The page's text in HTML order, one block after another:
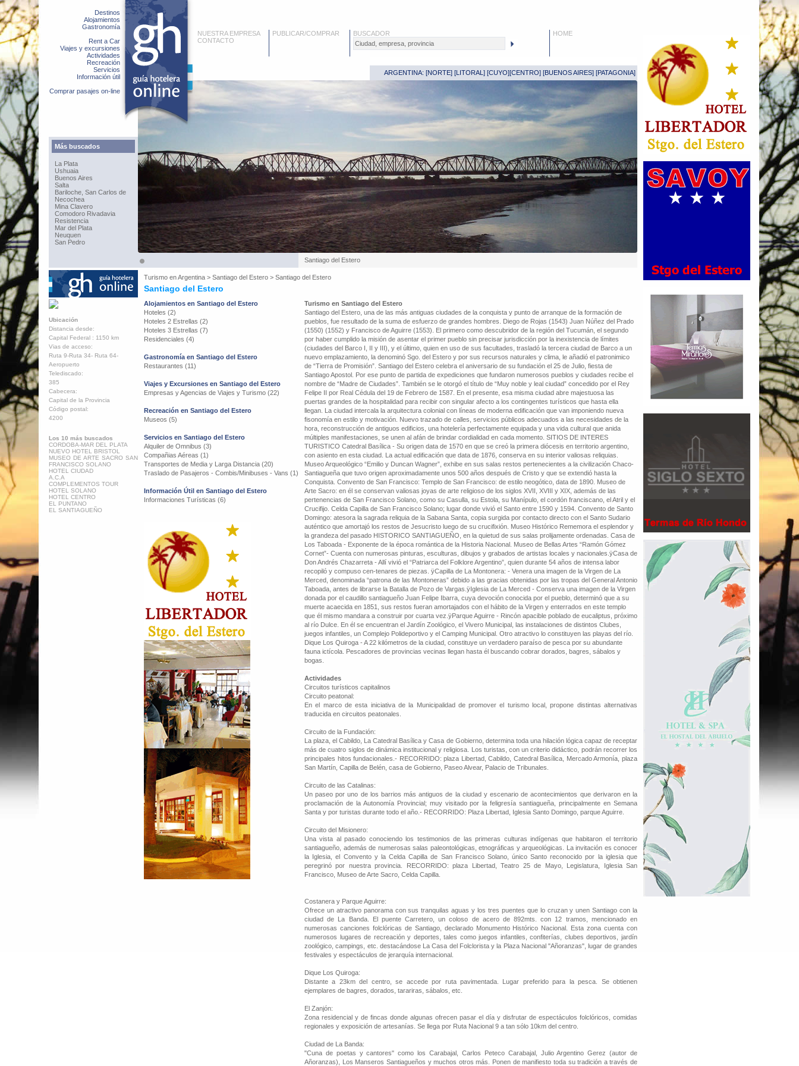
Destinos
Alojamientos
Gastronomía
Rent a Car
Viajes y excursiones
Actividades
Recreación
Servicios
Información útil
Comprar pasajes on-line
Más buscados
La Plata
Ushuaia
Buenos Aires
Salta
Bariloche, San Carlos de
Necochea
Mina Clavero
Comodoro Rivadavia
Resistencia
Mar del Plata
Neuquen
San Pedro
NUESTRA EMPRESA
CONTACTO
PUBLICAR/COMPRAR BUSCADOR HOME
ARGENTINA: [NORTE] [LITORAL ] [CUYO][CENTRO] [BUENOS AIRES] [PATAGONIA]
Santiago del Estero
Turismo enArgentina > Santiago del Estero > Santiago del Estero
Santiago del Estero
Ubicación
Distancia desde:
Capital Federal : 1150 km
Vias de acceso:
Ruta 9-Ruta 34- Ruta 64-
Aeropuerto
Telediscado:
385
Cabecera:
Capital de la Provincia
Código postal:
4200
Los 10 más buscados
CORDOBA-MAR DEL PLATA
NUEVO HOTEL BRISTOL
MUSEO DE ARTE SACRO SAN
FRANCISCO SOLANO
HOTEL CIUDAD
A.C.A
COMPLEMENTOS TOUR
HOTEL SOLANO
HOTEL CENTRO
EL PUNTANO
EL SANTIAGUEÑO
Alojamientos en Santiago del Estero
Hoteles (2)
Hoteles 2 Estrellas (2)
Hoteles 3 Estrellas (7)
Residenciales (4)
Gastronomía en Santiago del Estero
Restaurantes (11)
Viajes y Excursiones en Santiago del Estero
Empresas y Agencias de Viajes y Turismo (22)
Recreación en Santiago del Estero
Museos (5)
Servicios en Santiago del Estero
Alquiler de Omnibus (3)
Compañias Aéreas (1)
Transportes de Media y Larga Distancia (20)
Traslado de Pasajeros - Combis/Minibuses - Vans (1)
Información Útil en Santiago del Estero
Informaciones Turísticas (6)
Turismo en Santiago del Estero
Santiago del Estero, una de las más antiguas ciudades de la conquista y punto de arranque de la formación de
pueblos, fue resultado de la suma de esfuerzo de grandes hombres. Diego de Rojas (1543) Juan Núñez del Prado
(1550) (1552) y Francisco de Aguirre (1553). El primero como descubridor de la región del Tucumán, el segundo
por haber cumplido la misión de asentar el primer pueblo sin precisar jurisdicción por la inexistencia de límites
(ciudades del Barco I, II y III), y el último, quien en uso de sus facultades, trasladó la tercera ciudad de Barco a un
nuevo emplazamiento, la denominó Sgo. del Estero y por sus recursos naturales y clima, le añadió el patronimico
de “Tierra de Promisión”. Santiago del Estero celebra el aniversario de su fundación el 25 de Julio, fiesta de
Santiago Apostol. Por ese punto de partida de expediciones que fundaron numerosos pueblos y ciudades recibe el
nombre de “Madre de Ciudades”. También se le otorgó el título de “Muy noble y leal ciudad” concedido por el Rey
Felipe II por Real Cédula del 19 de Febrero de 1587. En el presente, esa misma ciudad abre majestuosa las
puertas grandes de la hospitalidad para recibir con singular afecto a los contingentes turísticos que hasta ella
llegan. La ciudad intercala la arquitectura colonial con líneas de moderna edificación que van imponiendo nueva
fisonomía en estilo y motivación. Nuevo trazado de calles, servicios públicos adecuados a las necesidades de la
hora, reconstrucción de antiguos edificios, una hotelería perfectamente equipada y una vida cultural que anida
múltiples manifestaciones, se unen al afán de brindar cordialidad en cada momento. SITIOS DE INTERES
TURISTICO Catedral Basílica - Su origen data de 1570 en que se creó la primera diócesis en territorio argentino,
con asiento en esta ciudad. La actual edificación que data de 1876, conserva en su interior valiosas reliquias.
Museo Arqueológico “Emilio y Duncan Wagner”, exhibe en sus salas restos pertenecientes a la civilización Chaco-
Santiagueña que tuvo origen aproximadamente unos 500 años después de Cristo y que se extendió hasta la
Conquista. Convento de San Francisco: Templo de San Francisco: de estilo neogótico, data de 1890. Museo de
Arte Sacro: en él se conservan valiosas joyas de arte religioso de los siglos XVII, XVIII y XIX, además de las
pertenencias de San Francisco Solano, como su Casulla, su Estola, su Manípulo, el cordón franciscano, el Atril y el
Crucifijo. Celda Capilla de San Francisco Solano; lugar donde vivió el Santo entre 1590 y 1594. Convento de Santo
Domingo: atesora la sagrada reliquia de la Sabana Santa, copia surgida por contacto directo con el Santo Sudario
auténtico que amortajó los restos de Jesucristo luego de su crucifixión. Museo Histórico Rememora el esplendor y
la grandeza del pasado HISTORICO SANTIAGUEÑO, en la quietud de sus salas prolijamente ordenadas. Casa de
Los Taboada - Exponente de la época romántica de la Historia Nacional. Museo de Bellas Artes “Ramón Gómez
Cornet”- Cuenta con numerosas pinturas, esculturas, dibujos y grabados de artistas locales y nacionales.ÿCasa de
Don Andrés Chazarreta - Allí vivió el “Patriarca del Folklore Argentino”, quien durante 54 años de intensa labor
recopiló y compuso cen-tenares de piezas. ÿCapilla de La Montonera: - Venera una imagen de la Virgen de La
Merced, denominada “patrona de las Montoneras” debido a las gracias obtenidas por las tropas del General Antonio
Taboada, antes de librarse la Batalla de Pozo de Vargas.ÿIglesia de La Merced - Conserva una imagen de la Virgen
donada por el caudillo santiagueño Juan Felipe Ibarra, cuya devoción conocida por el pueblo, determinó que a su
muerte acaecida en 1851, sus restos fueran amortajados con el hábito de la Virgen y enterrados en este templo
que él mismo mandara a construir por cuarta vez.ÿParque Aguirre - Rincón apacible poblado de eucaliptus, próximo
al río Dulce. En él se encuentran el Jardín Zoológico, el Vivero Municipal, las instalaciones de distintos Clubes,
juegos infantiles, un Complejo Polideportivo y el Camping Municipal. Otro atractivo lo constituyen las playas del río.
Dique Los Quiroga - A 22 kilómetros de la ciudad, constituye un verdadero paraíso de pesca por su abundante
fauna ictícola. Pescadores de provincias vecinas llegan hasta él buscando cobrar dorados, bagres, sábalos y
bogas.
Actividades
Circuitos turísticos capitalinos
Circuito peatonal:
En el marco de esta iniciativa de la Municipalidad de promover el turismo local, propone distintas alternativas
traducida en circuitos peatonales.
Circuito de la Fundación:
La plaza, el Cabildo, La Catedral Basílica y Casa de Gobierno, determina toda una hilación lógica capaz de receptar
más de cuatro siglos de dinámica institucional y religiosa. Los turistas, con un criterio didáctico, podrán recorrer los
principales hitos fundacionales.- RECORRIDO: plaza Libertad, Cabildo, Catedral Basílica, Mercado Armonía, plaza
San Martín, Capilla de Belén, casa de Gobierno, Paseo Alvear, Palacio de Tribunales.
Circuito de las Catalinas:
Un paseo por uno de los barrios más antiguos de la ciudad y escenario de acontecimientos que derivaron en la
proclamación de la Autonomía Provincial; muy visitado por la feligresía santiagueña, principalmente en Semana
Santa y por turistas durante todo el año.- RECORRIDO: Plaza Libertad, Iglesia Santo Domingo, parque Aguirre.
Circuito del Misionero:
Una vista al pasado conociendo los testimonios de las primeras culturas indígenas que habitaron el territorio
santiagueño, además de numerosas salas paleontológicas, etnográficas y arqueológicas. La invitación es conocer
la Iglesia, el Convento y la Celda Capilla de San Francisco Solano, único Santo reconocido por la iglesia que
peregrinó por nuestra provincia. RECORRIDO: plaza Libertad, Teatro 25 de Mayo, Legislatura, Iglesia San
Francisco, Museo de Arte Sacro, Celda Capilla.
Costanera y Parque Aguirre:
Ofrece un atractivo panorama con sus tranquilas aguas y los tres puentes que lo cruzan y unen Santiago con la
ciudad de La Banda. El puente Carretero, un coloso de acero de 892mts. con 12 tramos, mencionado en
numerosas canciones folclóricas de Santiago, declarado Monumento Histórico Nacional. Esta zona cuenta con
numerosos lugares de recreación y deportes, tales como juegos infantiles, confiterías, clubes deportivos, jardín
zoológico, campings, etc. destacándose La Casa del Folclorista y la Plaza Nacional "Añoranzas", lugar de grandes
festivales y espectáculos de jerarquía internacional.
Dique Los Quiroga:
Distante a 23km del centro, se accede por ruta pavimentada. Lugar preferido para la pesca. Se obtienen
ejemplares de bagres, dorados, tarariras, sábalos, etc.
El Zanjón:
Zona residencial y de fincas donde algunas ofrecen pasar el día y disfrutar de espectáculos folclóricos, comidas
regionales y exposición de artesanías. Se llega por Ruta Nacional 9 a tan sólo 10km del centro.
Ciudad de La Banda:
"Cuna de poetas y cantores" como los Carabajal, Carlos Peteco Carabajal, Julio Argentino Gerez (autor de
Añoranzas), Los Manseros Santiagueños y muchos otros más. Ponen de manifiesto toda su tradición a través de